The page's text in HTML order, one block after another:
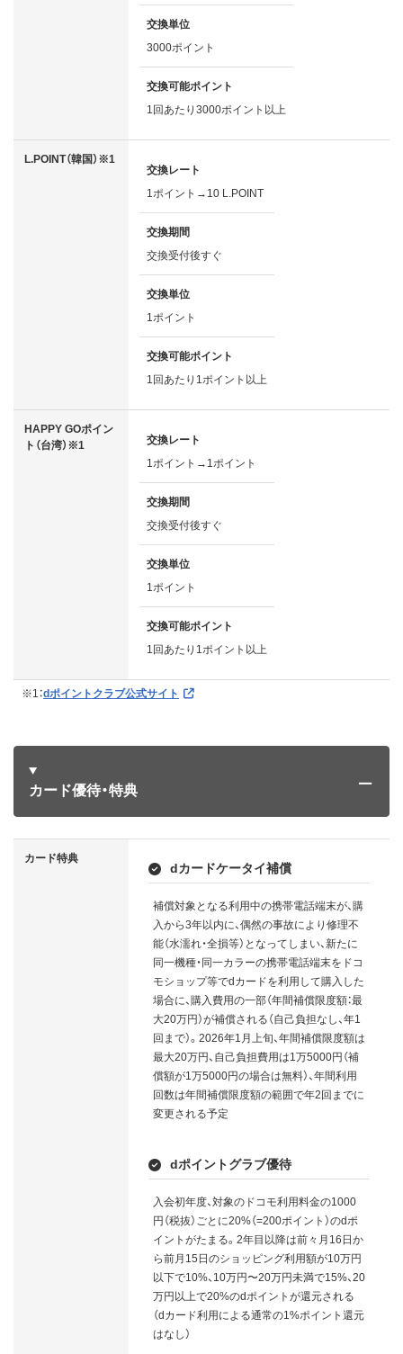
交換単位
3000ポイント
交換可能ポイント
1回あたり3000ポイント以上
L.POINT（韓国）※1
交換レート
1ポイント→10 L.POINT
交換期間
交換受付後すぐ
交換単位
1ポイント
交換可能ポイント
1回あたり1ポイント以上
HAPPY GOポイン
ト（台湾）※1
交換レート
1ポイント→1ポイント
交換期間
交換受付後すぐ
交換単位
1ポイント
交換可能ポイント
1回あたり1ポイント以上
※1：dポイントクラブ公式サイト
カード優待・特典
カード特典
dカードケータイ補償
補償対象となる利用中の携帯電話端末が、購
入から3年以内に、偶然の事故により修理不
能（水濡れ・全損等）となってしまい、新たに
同一機種・同一カラーの携帯電話端末をドコ
モショップ等でdカードを利用して購入した
場合に、購入費用の一部（年間補償限度額：最
大20万円）が補償される（自己負担なし、年1
回まで）。2026年1月上旬、年間補償限度額は
最大20万円、自己負担費用は1万5000円（補
償額が1万5000円の場合は無料）、年間利用
回数は年間補償限度額の範囲で年2回までに
変更される予定
dポイントグラブ優待
入会初年度、対象のドコモ利用料金の1000
円（税抜）ごとに20%（=200ポイント）のdポ
イントがたまる。2年目以降は前々月16日か
ら前月15日のショッピング利用額が10万円
以下で10%、10万円〜20万円未満で15%、20
万円以上で20%のdポイントが還元される
（dカード利用による通常の1%ポイント還元
はなし）